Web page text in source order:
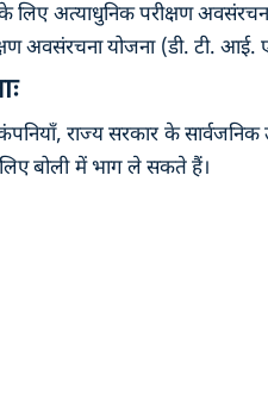
के लिए अत्याधुनिक परीक्षण
अवसंरचना योजना (डी. टी.
राज्य सरकार के
बोली में भाग ले सकते हैं।